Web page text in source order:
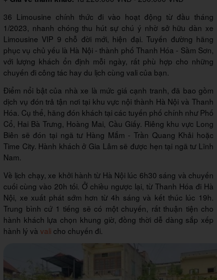
36 Limousine chính thức đi vào hoạt động từ đầu tháng
1/2023, nhanh chóng thu hút sự chú ý nhờ sở hữu dàn xe
Limousine VIP 9 chỗ đời mới, hiện đại. Tuyến đường hãng
phục vụ chủ yếu là Hà Nội - thành phố Thanh Hóa - Sầm Sơn,
với lượng khách ổn định mỗi ngày, rất phù hợp cho những
chuyến đi công tác hay du lịch cùng vali của bạn.
Điểm nổi bật của nhà xe là mức giá cạnh tranh, đã bao gồm
dịch vụ đón trả tận nơi tại khu vực nội thành Hà Nội và Thanh
Hóa. Cụ thể, hãng đón khách tại các tuyến phố chính như Phố
Cổ, Hai Bà Trưng, Hoàng Mai, Cầu Giấy. Riêng khu vực Long
Biên sẽ đón tại ngã tư Hàng Mắm - Trần Quang Khải hoặc
Time City. Hành khách ở Gia Lâm sẽ được hẹn tại ngã tư Lĩnh
Nam.
Về lịch chạy, xe khởi hành từ Hà Nội lúc 6h30 sáng và chuyến
cuối cùng vào 20h tối. Ở chiều ngược lại, từ Thanh Hóa đi Hà
Nội, xe xuất phát sớm hơn từ 4h sáng và kết thúc lúc 19h.
Trung bình cứ 1 tiếng sẽ có một chuyến, rất thuận tiện cho
hành khách lựa chọn khung giờ, đồng thời dễ dàng sắp xếp
hành lý và vali cho chuyến đi.